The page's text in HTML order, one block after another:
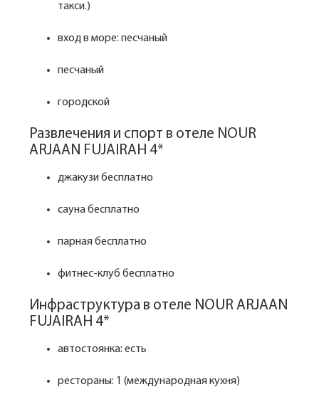
такси.)
вход в море: песчаный
песчаный
городской
Развлечения и спорт в отеле NOUR
ARJAAN FUJAIRAH 4*
джакузи бесплатно
сауна бесплатно
парная бесплатно
фитнес-клуб бесплатно
Инфраструктура в отеле NOUR ARJAAN
FUJAIRAH 4*
автостоянка: есть
рестораны: 1 (международная кухня)